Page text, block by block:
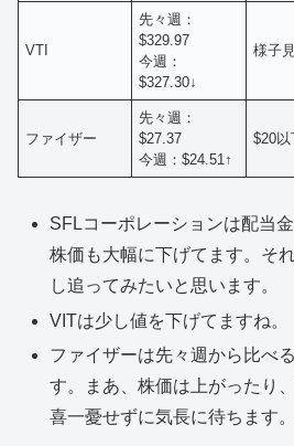
VTI
先々週：
$329.97
今週：
$327.30↓
様子見
ファイザー
先々週：
$27.37
今週：$24.51↑
$20以
SFLコーポレーションは配当
株価も大幅に下げてます。そ
し追ってみたいと思います。
VITは少し値を下げてますね。
ファイザーは先々週から比べ
す。まあ、株価は上がったり
喜一憂せずに気長に待ちます。